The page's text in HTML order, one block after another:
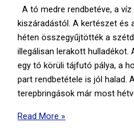
A tó medre rendbetéve, a
kiszáradástól. A kertészet és
héten összegyűjtötték a
illegálisan lerakott hulladékot.
egy tó körüli tájfutó pálya, a
part rendbetétele is jól halad.
terepbringások már most
Újra
Read More »